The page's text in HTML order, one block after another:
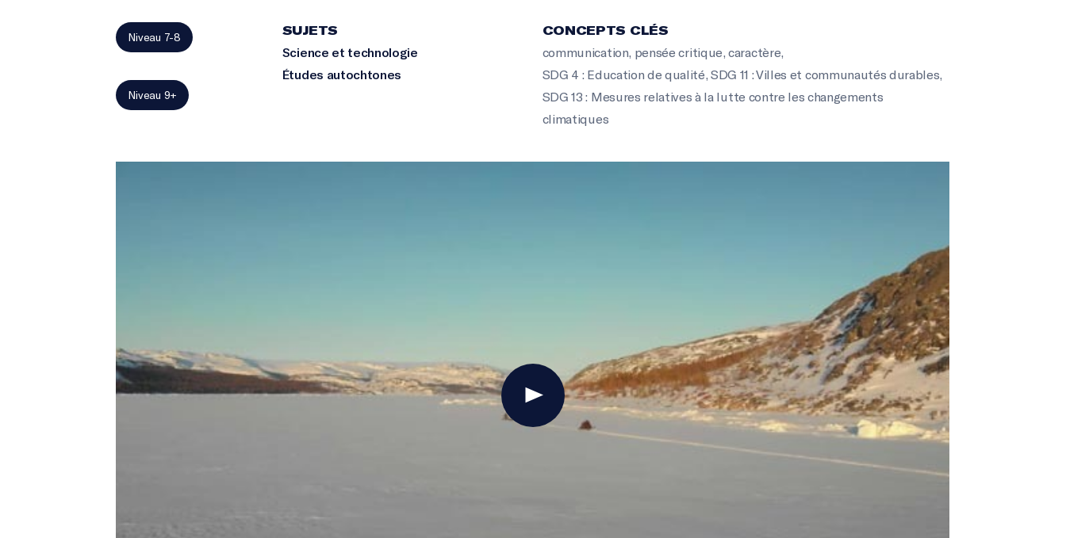
Niveau 7-8
Niveau 9+
SUJETS
Science et technologie
Études autochtones
CONCEPTS CLÉS
communication, pensée critique,caractère,
SDG 4 : Education de qualité, SDG 11 : Villes et communautés durables,
SDG 13 : Mesures relatives à la lutte contre les changements
climatiques